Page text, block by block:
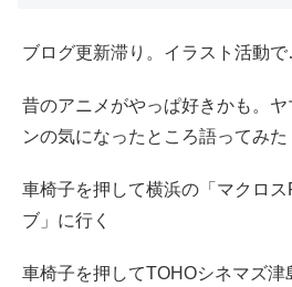
ブログ更新滞り。イラスト活動
昔のアニメがやっぱ好きかも。
ンの気になったところ語ってみた
車椅子を押して横浜の「マクロ
ブ」に行く
車椅子を押してTOHOシネマズ